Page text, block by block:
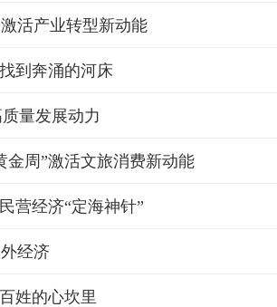
活产业转型新动能
到奔涌的河床
量发展动力
金周”激活文旅消费新动能
营经济“定海神针”
经济
姓的心坎里